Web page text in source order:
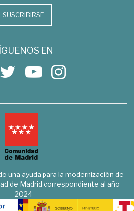
SUSCRIBIRSE
EN
una ayuda para la modernización de
de Madrid correspondiente al año
2024